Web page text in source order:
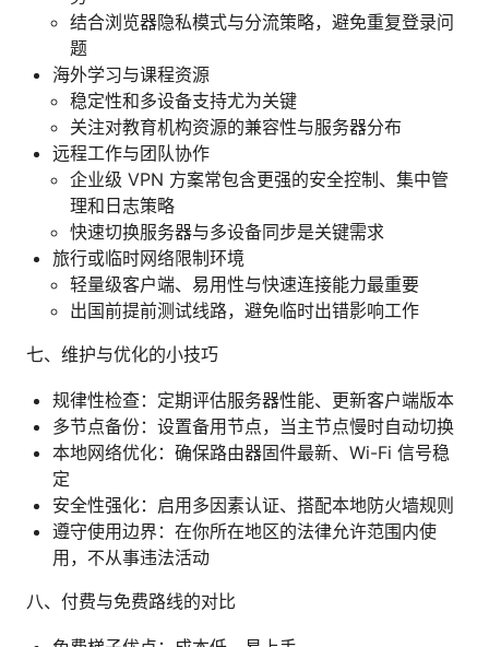
结合浏览器隐私模式与分流策略，避免重复登录问
题
海外学习与课程资源
稳定性和多设备支持尤为关键
关注对教育机构资源的兼容性与服务器分布
远程工作与团队协作
企业级 VPN 方案常包含更强的安全控制、集中管
理和日志策略
快速切换服务器与多设备同步是关键需求
旅行或临时网络限制环境
轻量级客户端、易用性与快速连接能力最重要
出国前提前测试线路，避免临时出错影响工作
七、维护与优化的小技巧
规律性检查：定期评估服务器性能、更新客户端版本
多节点备份：设置备用节点，当主节点慢时自动切换
本地网络优化：确保路由器固件最新、Wi-Fi 信号稳
定
安全性强化：启用多因素认证、搭配本地防火墙规则
遵守使用边界：在你所在地区的法律允许范围内使
用，不从事违法活动
八、付费与免费路线的对比